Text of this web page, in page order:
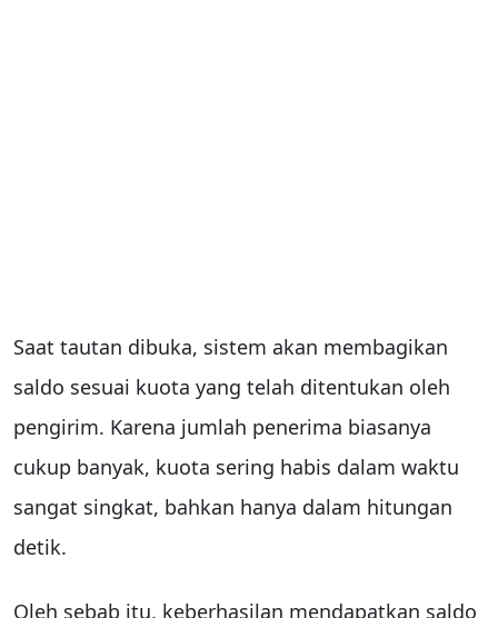
Saat tautan dibuka, sistem akan membagikan
saldo sesuai kuota yang telah ditentukan oleh
pengirim. Karena jumlah penerima biasanya
cukup banyak, kuota sering habis dalam waktu
sangat singkat, bahkan hanya dalam hitungan
detik.
Oleh sebab itu, keberhasilan mendapatkan saldo